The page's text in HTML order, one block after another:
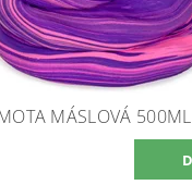
MÁSLOVÁ 500ML